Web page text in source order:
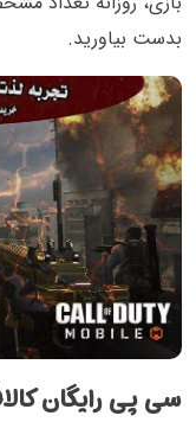
بدست بیاورید.
سی پی رایگان